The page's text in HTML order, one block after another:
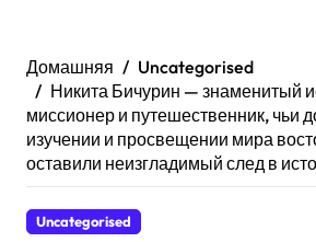
Домашняя
Uncategorised
Никита Бичурин — знаменитый
миссионер и путешественник, чьи
изучении и просвещении мира
оставили неизгладимый след в
Uncategorised